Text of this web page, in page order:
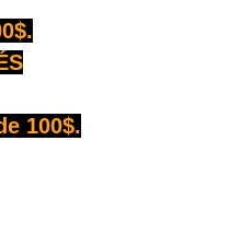
100$.